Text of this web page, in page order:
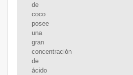
de
coco
posee
una
gran
concentración
de
ácido